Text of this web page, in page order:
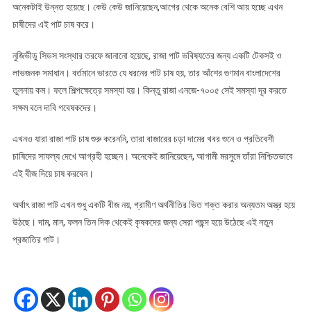
অনেকটাই উন্নত হয়েছে। কেউ কেউ জানিয়েছেন,আগের থেকে অনেক বেশি আয় হচ্ছে এখন
চাষীদের এই পাট চাষ করে।
নুজিভীডু সিডস সংস্থার তরফে জানানো হয়েছে, রাজা পাট ভবিষ্যতের জন্য একটি টেকসই ও
লাভজনক সমাধান। বর্তমানে ভারতে যে ধরনের পাট চাষ হয়, তার আঁশের গুণমান বাংলাদেশের
তুলনায় কম। ফলে শিল্পক্ষেত্রে সমস্যা হয়। কিন্তু রাজা এনজে-৭০০৫ সেই সমস্যা দূর করতে
সক্ষম বলে দাবি গবেষকদের।
এখনও যারা রাজা পাট চাষ শুরু করেননি, তারা বাজারের চড়া দামের খবর শুনে ও প্রতিবেশী
চাষিদের সাফল্য দেখে আগ্রহী হচ্ছেন। অনেকেই জানিয়েছেন, আগামী মরসুমে তাঁরা নিশ্চিতভাবে
এই বীজ দিয়ে চাষ করবেন।
অর্থাৎ রাজা পাট এখন শুধু একটি বীজ নয়, গ্রামীণ অর্থনীতির ভিত শক্ত করার অন্যতম অস্ত্র হয়ে
উঠছে। দাম, মান, ফলন তিন দিক থেকেই কৃষকদের জন্য সেরা পছন্দ হয়ে উঠেছে এই নতুন
প্রজাতির পাট।